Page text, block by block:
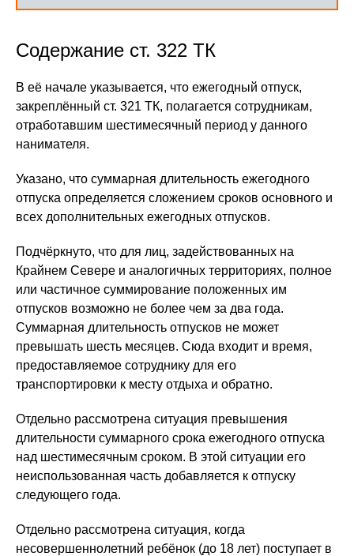
Содержание ст. 322 ТК
В её начале указывается, что ежегодный отпуск,
закреплённый ст. 321 ТК, полагается сотрудникам,
отработавшим шестимесячный период у данного
нанимателя.
Указано, что суммарная длительность ежегодного
отпуска определяется сложением сроков основного и
всех дополнительных ежегодных отпусков.
Подчёркнуто, что для лиц, задействованных на
Крайнем Севере и аналогичных территориях, полное
или частичное суммирование положенных им
отпусков возможно не более чем за два года.
Суммарная длительность отпусков не может
превышать шесть месяцев. Сюда входит и время,
предоставляемое сотруднику для его
транспортировки к месту отдыха и обратно.
Отдельно рассмотрена ситуация превышения
длительности суммарного срока ежегодного отпуска
над шестимесячным сроком. В этой ситуации его
неиспользованная часть добавляется к отпуску
следующего года.
Отдельно рассмотрена ситуация, когда
несовершеннолетний ребёнок (до 18 лет) поступает в